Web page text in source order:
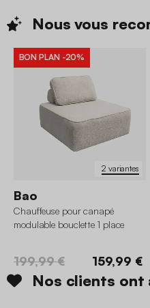
Nous vous
2 variantes
BON PLAN -20%
Bao
Chauffeuse pour canapé
modulable bouclette 1 place
199,99 € 159,99 €
Nos clients ont